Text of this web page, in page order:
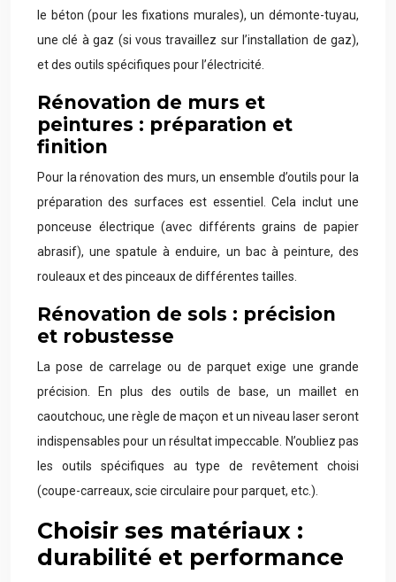
le béton (pour les fixations murales), un démonte-tuyau,
une clé à gaz (si vous travaillez sur l’installation de gaz),
et des outils spécifiques pour l’électricité.
Rénovation de murs et
peintures : préparation et
finition
Pour la rénovation des murs, un ensemble d’outils pour la
préparation des surfaces est essentiel. Cela inclut une
ponceuse électrique (avec différents grains de papier
abrasif), une spatule à enduire, un bac à peinture, des
rouleaux et des pinceaux de différentes tailles.
Rénovation de sols : précision
et robustesse
La pose de carrelage ou de parquet exige une grande
précision. En plus des outils de base, un maillet en
caoutchouc, une règle de maçon et un niveau laser seront
indispensables pour un résultat impeccable. N’oubliez pas
les outils spécifiques au type de revêtement choisi
(coupe-carreaux, scie circulaire pour parquet, etc.).
Choisir ses matériaux :
durabilité et performance